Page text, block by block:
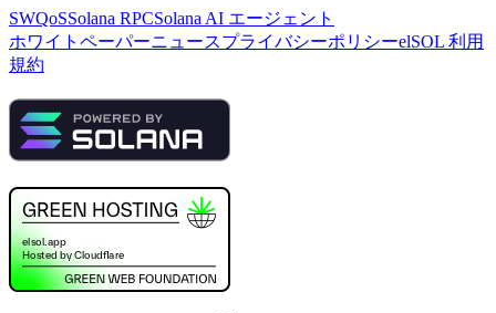
SWQoSSolana RPCSolana AI エージェント
ホワイトペーパーニュースプライバシーポリシーelSOL 利用
規約